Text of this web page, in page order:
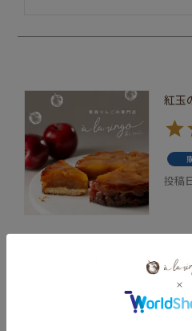
紅玉
投稿
リンゴの酸味と甘さがバランス